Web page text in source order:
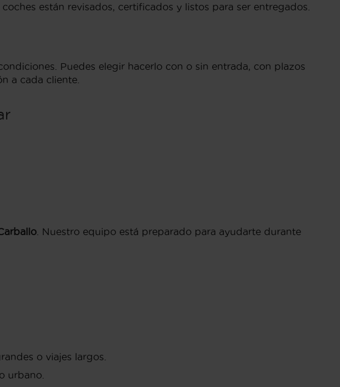
están revisados, certificados y listos para ser entregados.
Puedes elegir hacerlo con o sin entrada, con plazos
a cada cliente.
. Nuestro equipo está preparado para ayudarte durante
o viajes largos.
urbano.